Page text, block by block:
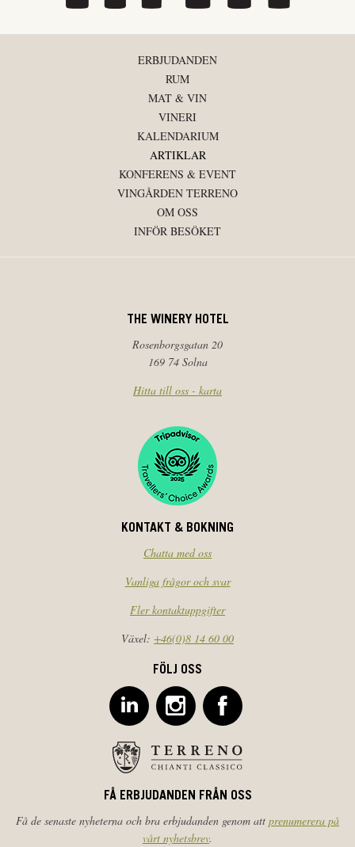
ERBJUDANDEN
RUM
MAT & VIN
VINERI
KALENDARIUM
ARTIKLAR
KONFERENS & EVENT
VINGÅRDEN TERRENO
OM OSS
INFÖR BESÖKET
THE WINERY HOTEL
Rosenborgsgatan 20
169 74 Solna
Hitta till oss - karta
KONTAKT & BOKNING
Chatta med oss
Vanliga frågor och svar
Fler kontaktuppgifter
Växel: +46(0)8 14 60 00
FÖLJ OSS
FÅ ERBJUDANDEN FRÅN OSS
Få de senaste nyheterna och bra erbjudanden genom att prenumerera på
vårt nyhetsbrev.